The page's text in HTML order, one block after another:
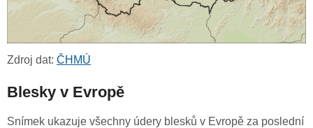
Zdroj dat: ČHMÚ
Blesky v Evropě
Snímek ukazuje všechny údery blesků v Evropě za poslední